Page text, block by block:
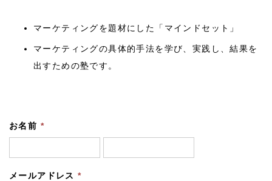
マーケティングを題材にした「マインドセット」
マーケティングの具体的手法を学び、実践し、結果を
出すための塾です。
お名前 *
メールアドレス*